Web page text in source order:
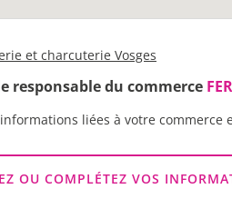
et charcuterie Vosges
responsable du commerce
liées à votre
OU COMPLÉTEZ VOS